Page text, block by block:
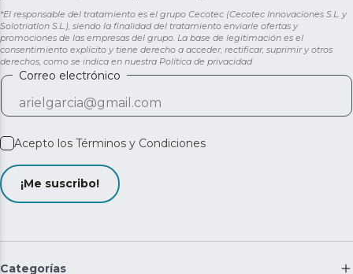
*El responsable del tratamiento es el grupo Cecotec (Cecotec Innovaciones S.L. y
Solotriatlon S.L.), siendo la finalidad del tratamiento enviarle ofertas y
promociones de las empresas del grupo. La base de legitimación es el
consentimiento explícito y tiene derecho a acceder, rectificar, suprimir y otros
derechos, como se indica en nuestra Política de privacidad
Correo electrónico
Acepto los Términos y Condiciones
¡Me suscribo!
Categorías